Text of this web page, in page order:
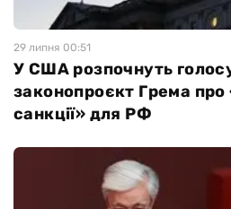
29 липня 00:51
У США розпочнуть
законопроєкт Грема про
санкції» для РФ